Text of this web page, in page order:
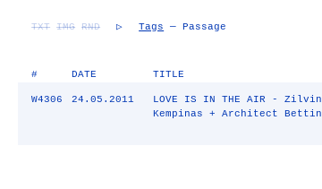
TXT IMG RND ▷ Tags — Passage
# DATE TITLE
W4306 24.05.2011
LOVE IS IN THE AIR -
Kempinas + Architect